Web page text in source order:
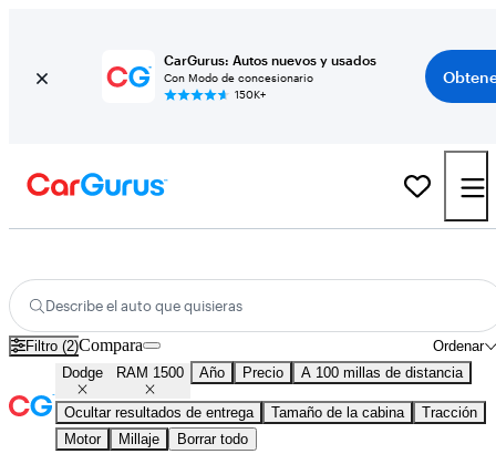
CarGurus: Autos nuevos y usados
Con Modo de concesionario
150K+
Describe el auto que quisieras
Filtro (2) Ordenar
Compara
Dodge RAM 1500 Año Precio A 100 millas de distancia
Ocultar resultados de entrega Tamaño de la cabina
Tracción
Motor
Millaje Borrar todo